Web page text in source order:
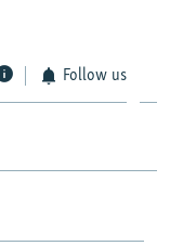
Follow us